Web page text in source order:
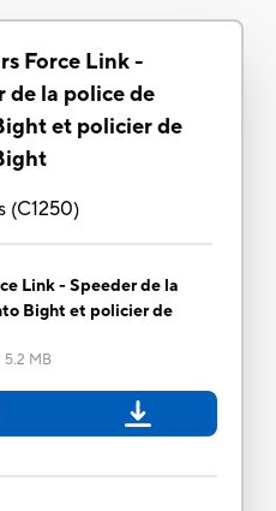
Force Link -
de la police de
et policier de
(C1250)
Link - Speeder de la
Bight et policier de
5.2 MB